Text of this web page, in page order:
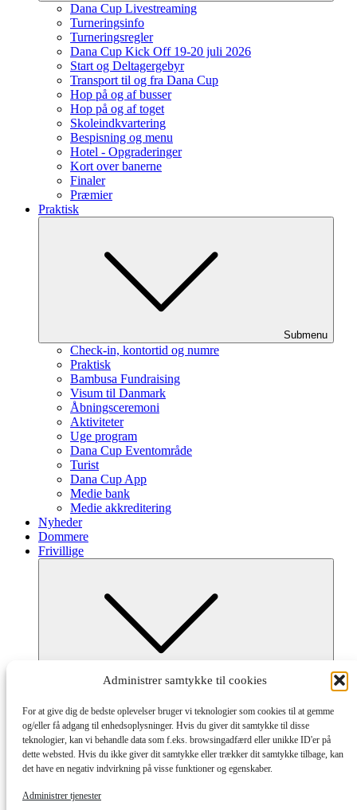
Administrer samtykke til cookies
For at give dig de bedste oplevelser bruger vi teknologier som cookies til at gemme
og/eller få adgang til enhedsoplysninger. Hvis du giver dit samtykke til disse
teknologier, kan vi behandle data som f.eks. browsingadfærd eller unikke ID'er på
dette websted. Hvis du ikke giver dit samtykke eller trækker dit samtykke tilbage, kan
det have en negativ indvirkning på visse funktioner og egenskaber.
Administrer tjenester
Dana Cup Livestreaming
Turneringsinfo
Turneringsregler
Dana Cup Kick Off 19-20 juli 2026
Start og Deltagergebyr
Transport til og fra Dana Cup
Hop på og af busser
Hop på og af toget
Skoleindkvartering
Bespisning og menu
Hotel - Opgraderinger
Kort over banerne
Finaler
Præmier
Praktisk
Submenu
Check-in, kontortid og numre
Praktisk
Bambusa Fundraising
Visum til Danmark
Åbningsceremoni
Aktiviteter
Uge program
Dana Cup Eventområde
Turist
Dana Cup App
Medie bank
Medie akkreditering
Nyheder
Dommere
Frivillige
Afdelinger og tilmelding
Hvordan og Hjælpeguides
Partnere